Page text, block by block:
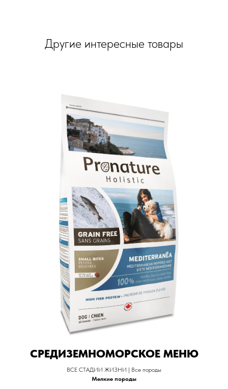
Другие интересные товары
СРЕДИЗЕМНОМОРСКОЕ МЕНЮ
ВСЕ СТАДИИ ЖИЗНИ | Все породы
Мелкие породы